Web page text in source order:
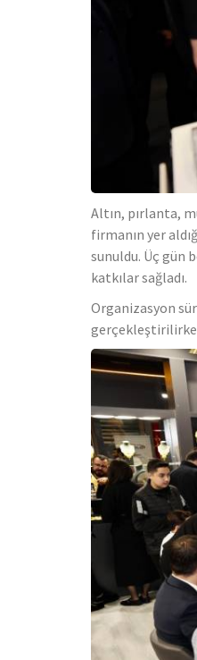
Altın, pırlanta,
firmanın yer
sunuldu. Üç gün
katkılar sağladı.
Organizasyon